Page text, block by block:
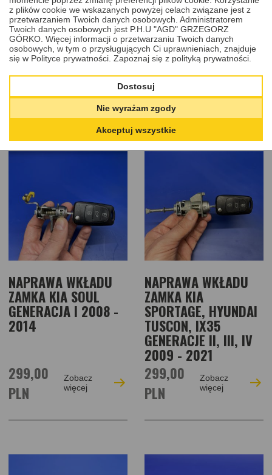
STONIC, HYUNDAI
I20, KONA GENERACJE
II, III, IV 2011 - 2023
299,00
Zobacz
HYUNDAI SANTA FE
GENERACJE I, II 2000
- 2014
299,00
PLN
Zobacz
NAPRAWA WKŁADU
ZAMKA KIA SOUL
GENERACJA I 2008 -
2014
299,00
PLN
Zobacz
więcej
NAPRAWA WKŁADU
ZAMKA KIA
SPORTAGE, HYUNDAI
TUSCON, IX35
GENERACJE II, III, IV
2009 - 2021
299,00
PLN
Zobacz
więcej
z plików cookie we wskazanych powyżej celach związane jest z
przetwarzaniem Twoich danych osobowych. Administratorem
Twoich danych osobowych jest P.H.U "AGD" GRZEGORZ
GÓRKO. Więcej informacji o przetwarzaniu Twoich danych
osobowych, w tym o przysługujących Ci uprawnieniach, znajduje
się w Polityce prywatności. Zapoznaj się z polityką prywatności.
Dostosuj
Nie wyrażam zgody
Akceptuj wszystkie